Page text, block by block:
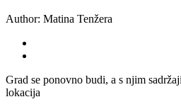
Author: Matina Tenžera
Grad se ponovno budi, a s njim
lokacija